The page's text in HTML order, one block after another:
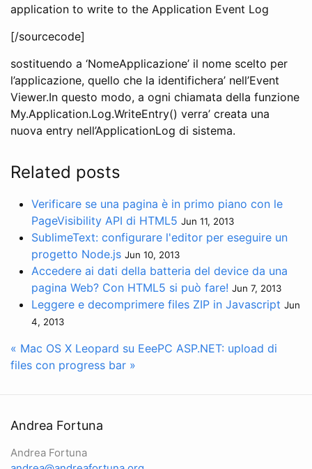
application to write to the Application Event Log
[/sourcecode]
sostituendo a ‘NomeApplicazione’ il nome scelto per
l’applicazione, quello che la identifichera’ nell’Event
Viewer.In questo modo, a ogni chiamata della funzione
My.Application.Log.WriteEntry() verra’ creata una
nuova entry nell’ApplicationLog di sistema.
Related posts
Verificare se una pagina è in primo piano con le
PageVisibility API di HTML5 Jun 11, 2013
SublimeText: configurare l'editor per eseguire un
progetto Node.js Jun 10, 2013
Accedere ai dati della batteria del device da una
pagina Web? Con HTML5 si può fare! Jun 7, 2013
Leggere e decomprimere files ZIP in Javascript Jun
4, 2013
« Mac OS X Leopard su EeePC ASP.NET: upload di
files con progress bar »
Andrea Fortuna
Andrea Fortuna